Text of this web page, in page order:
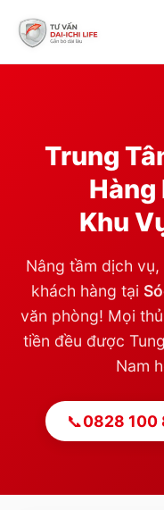
Trung
Hàng
Khu
Nâng tầm dịch
khách hàng tại
văn phòng! Mọi
tiền đều được
Nam
📞0828 100